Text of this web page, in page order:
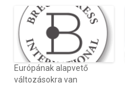
Európának alapvető
változásokra van